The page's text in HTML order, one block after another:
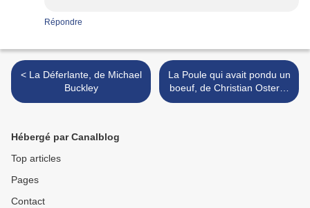
Répondre
< La Déferlante, de Michael
Buckley
La Poule qui avait pondu un
boeuf, de Christian Oster &
illustré par Jean-Luc
Hébergé par Canalblog
Top articles
Pages
Contact